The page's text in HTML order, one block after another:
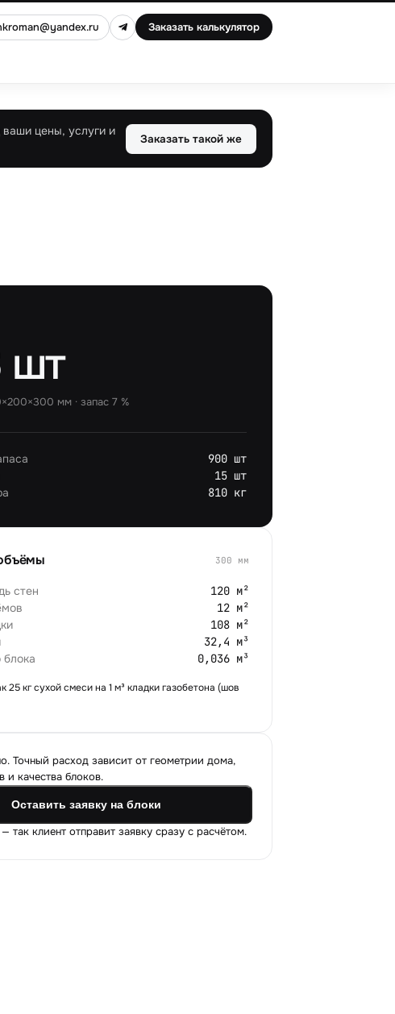
Заказать калькулятор
цены, услуги и
Заказать такой же
шт
мм· запас 7%
900 шт
15 шт
810 кг
300 мм
стен
120 м²
12 м²
108 м²
32,4 м³
0,036 м³
25кг сухой смеси на 1 м³ кладки газобетона (шов
Точный расход зависит от геометрии дома,
и качества блоков.
Оставить заявку на блоки
клиент отправит заявку сразу с расчётом.